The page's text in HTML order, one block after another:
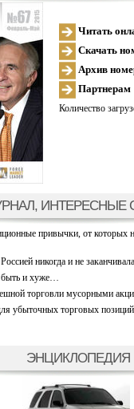
Читать
Скачать
Архив
Партнерам
Количество
ИНТЕРЕСНЫЕ
привычки, от которых
никогда и не
и хуже…
торговли мусорными
убыточных торговых
ЭНЦИКЛОПЕДИЯ